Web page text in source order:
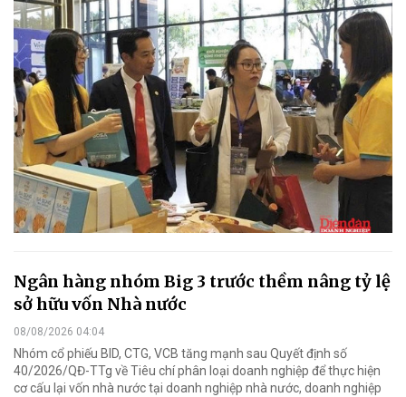
Ngân hàng nhóm Big 3 trước thềm nâng tỷ lệ
sở hữu vốn Nhà nước
08/08/2026 04:04
Nhóm cổ phiếu BID, CTG, VCB tăng mạnh sau Quyết định số
40/2026/QĐ-TTg về Tiêu chí phân loại doanh nghiệp để thực hiện
cơ cấu lại vốn nhà nước tại doanh nghiệp nhà nước, doanh nghiệp